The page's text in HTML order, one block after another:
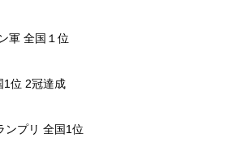
軍 全国１位
1位 2冠達成
ンプリ 全国1位